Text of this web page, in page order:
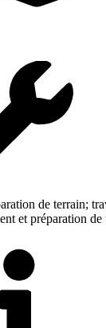
de terrain;
et préparation de